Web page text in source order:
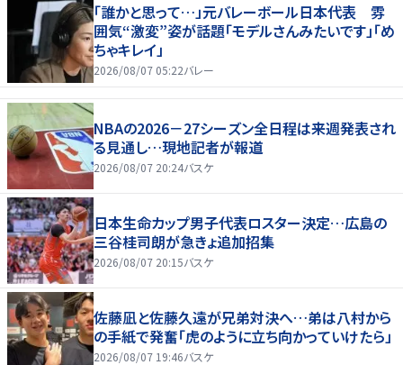
「誰かと思って…」元バレーボール日本代表 雰
囲気“激変”姿が話題「モデルさんみたいです」「め
ちゃキレイ」
2026/08/07 05:22バレー
NBAの2026－27シーズン全日程は来週発表され
る見通し…現地記者が報道
2026/08/07 20:24バスケ
日本生命カップ男子代表ロスター決定…広島の
三谷桂司朗が急きょ追加招集
2026/08/07 20:15バスケ
佐藤凪と佐藤久遠が兄弟対決へ…弟は八村から
の手紙で発奮「虎のように立ち向かっていけたら」
2026/08/07 19:46バスケ